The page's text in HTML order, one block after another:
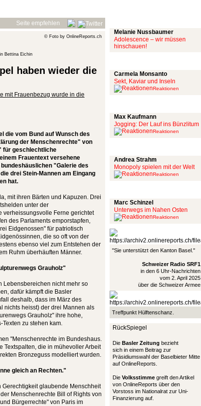
Seite empfehlen
© Foto by OnlineReports.ch
Bettina Eichin
haben wieder die
mit Frauenbezug wurde in die
die vom Bund auf Wunsch des
der Menschenrechte" von
für geschlechtliche
Frauentext versehene
"Galerie des
drei Stein-Mannen am Eingang
hat.
mit ihren Bärten und Kapuzen. Drei
unter der
verheissungsvolle Ferne gerichtet
des Parlaments emporstapfen,
Eidgenossen" für patriotisch
die so oft von der
ebenso viel zum Entstehen der
Ruhm überhäuften Männer.
Grauholz"
Lebensbereichen nicht mehr so
dafür kämpft die Basler
deshalb, dass im März des
nichts heisst) der drei Mannen als
Grauholz" ihre hohe,
zu stehen kam.
"Menschenrechte im Bundeshaus.
Textspalten, die in mühevoller Arbeit
Bronzeguss modelliert wurden.
gleich an Rechten."
glaubende Menschheit
Menschenrechte Bill of Rights von
Bürgerrechte" von Paris im
Melanie Nussbaumer
Adolescence – wir müssen
hinschauen!
Carmela Monsanto
Sekt, Kaviar und Inseln
Reaktionen
Max Kaufmann
Jogging: Der Lauf ins Bünzlitum
Reaktionen
Andrea Strahm
Monopoly spielen mit der Welt
Reaktionen
Marc Schinzel
Unterwegs im Nahen Osten
Reaktionen
"Sie unterstützt den Kanton Basel."
Schweizer Radio SRF1
in den 6 Uhr-Nachrichten
vom 2. April 2025
über die Schweizer Armee
Treffpunkt Hülftenschanz.
RückSpiegel
Die Basler Zeitung bezieht
sich in einem Beitrag zur
Präsidiumswahl der Baselbieter Mitte
auf OnlineReports.
Die Volksstimme greift den Artikel
von OnlineReports über den
Vorstoss im Nationalrat zur Uni-
Finanzierung auf.